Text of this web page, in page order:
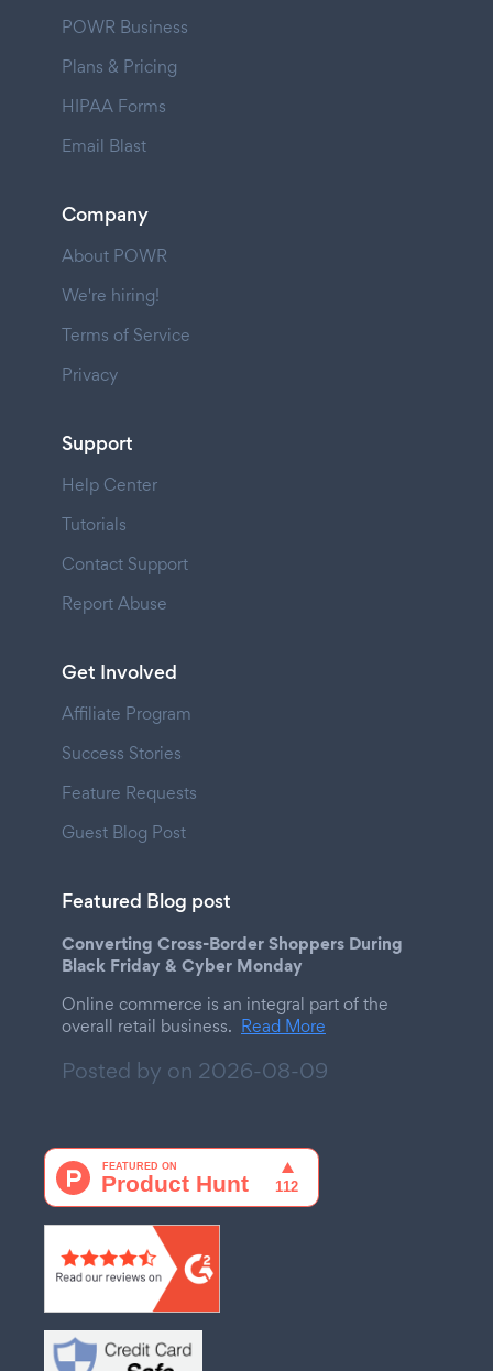
POWR Business
Plans & Pricing
HIPAA Forms
Email Blast
Company
About POWR
We're hiring!
Terms of Service
Privacy
Support
Help Center
Tutorials
Contact Support
Report Abuse
Get Involved
Affiliate Program
Success Stories
Feature Requests
Guest Blog Post
Featured Blog post
Converting Cross-Border Shoppers During
Black Friday & Cyber Monday
Online commerce is an integral part of the
overall retail business. Read More
Posted by on 2026-08-09